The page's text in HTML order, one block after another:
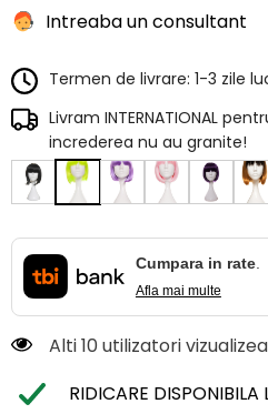
Intreaba un consultant
Termen de livrare: 1-3 zile
Livram INTERNATIONAL
increderea nu au granite!
Cumpara in rate.
Afla mai multe
Alti 10 utilizatori
RIDICARE DISPONIBILA